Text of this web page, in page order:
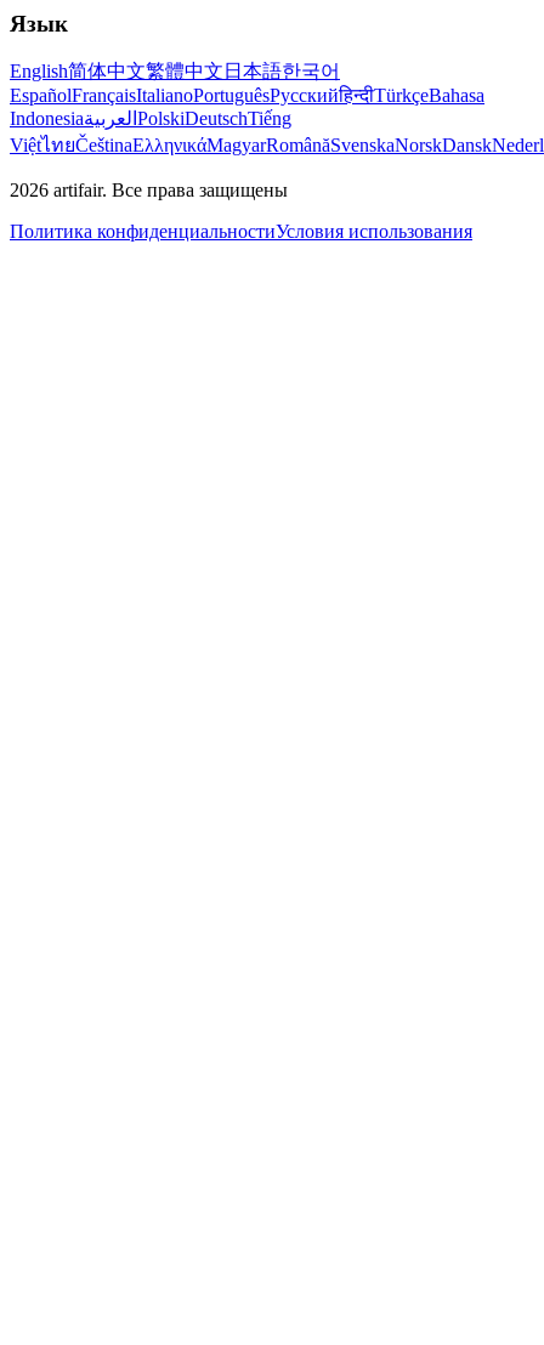
Язык
English简体中文繁體中文 日本語한국어
EspañolFrançaisItalianoPortuguêsРусскийहिन्दीTürkçeBahasa
Indonesiaالعربية PolskiDeutschTiếng
ViệtไทยČeštinaΕλληνικάMagyarRomânăSvenskaNorskDansk
2026 artifair. Все права защищены
Политика конфиденциальностиУсловия использования